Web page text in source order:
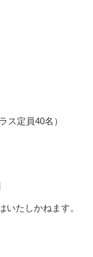
ス定員40名）
たしかねます。